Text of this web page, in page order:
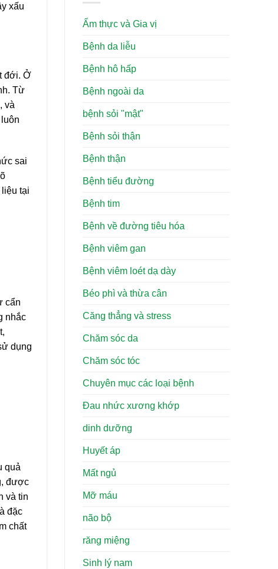
xấu
đới. Ở
Từ
và
sai
tại
cẩn
nhắc
dụng
quả
được
và tin
đặc
chất
Ẩm thực và Gia vị
Bệnh da liễu
Bệnh hô hấp
Bệnh ngoài da
bệnh sỏi "mật"
Bệnh sỏi thận
Bệnh thận
Bệnh tiểu đường
Bệnh tim
Bệnh về đường tiêu hóa
Bệnh viêm gan
Bệnh viêm loét dạ dày
Béo phì và thừa cân
Căng thẳng và stress
Chăm sóc da
Chăm sóc tóc
Chuyên mục các loại bệnh
Đau nhức xương khớp
dinh dưỡng
Huyết áp
Mất ngủ
Mỡ máu
não bộ
răng miệng
Sinh lý nam